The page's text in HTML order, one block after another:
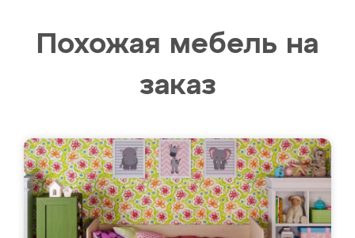
Похожая мебель на
заказ